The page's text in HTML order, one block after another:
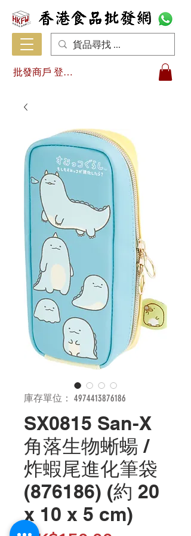
批發商戶 登入/註冊
庫存單位： 4974413876186
SX0815 San-X
角落生物蜥蝪 /
炸蝦尾進化筆袋
(876186) (約 20
x 10 x 5 cm)